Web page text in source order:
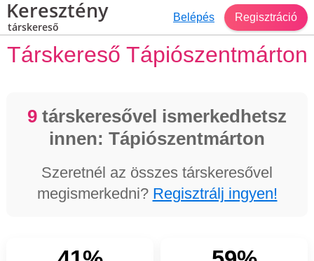
Keresztény
társkereső
Belépés Regisztráció
Társkereső Tápiószentmárton
9 társkeresővel ismerkedhetsz
innen: Tápiószentmárton
Szeretnél az összes társkeresővel
megismerkedni? Regisztrálj ingyen!